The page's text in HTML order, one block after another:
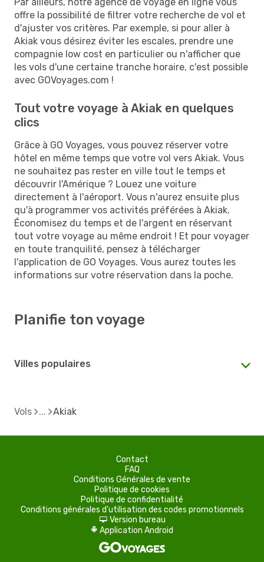
offre la possibilité de filtrer votre recherche de vol et
d'ajuster vos critères. Par exemple, si pour aller à
Akiak vous désirez éviter les escales, prendre une
compagnie low cost en particulier ou n'afficher que
les vols d'une certaine tranche horaire, c'est possible
avec GOVoyages.com !
Tout votre voyage à Akiak en quelques
clics
Grâce à GO Voyages, vous pouvez réserver votre
hôtel en même temps que votre vol vers Akiak. Vous
ne souhaitez pas rester en ville tout le temps et
découvrir l'Amérique ? Louez une voiture
directement à l'aéroport. Vous n'aurez ensuite plus
qu'à programmer vos activités préférées à Akiak.
Économisez du temps et de l'argent en réservant
tout votre voyage au même endroit ! Et pour voyager
en toute tranquilité, pensez à télécharger
l'application de GO Voyages. Vous aurez toutes les
informations sur votre réservation dans la poche.
Planifie ton voyage
Villes populaires
Vols Akiak
Contact
FAQ
Conditions Générales de vente
Politique de cookies
Politique de confidentialité
Conditions générales d'utilisation des codes promotionnels
d Version bureau
A Application Android